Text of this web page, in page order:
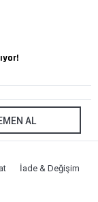
AL
İade & Değişim